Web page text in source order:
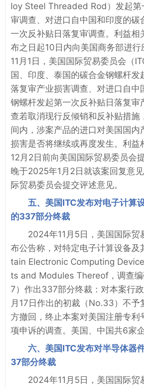
loy Steel Threaded Rod）发起第
审调查、对进口自中国和印度的碳
一次反补贴日落复审调查。利益相
布之日起10日内向美国商务部进
11月1日，美国国际贸易委员会（
国、印度、泰国的碳合金钢螺杆发
落复审产业损害调查、对进口自中
钢螺杆发起第一次反补贴日落复审
查若取消现行反倾销和反补贴措施
间内，涉案产品的进口对美国国内
损害是否将继续或再度发生。利
12月2日前向美国国际贸易委员会
晚于2025年1月2日就该案回复意
际贸易委员会提交评述意见。
五、美国ITC发布对电子计算
的337部分终裁
2024年11月5日，美国国际贸
布公告称，对特定电子计算设备及
tain Electronic Computing
ts and Modules Thereof，调查
7）作出337部分终裁：对本案行
月17日作出的初裁（No.33）不予
方撤回，终止本案对美国注册专
项申诉的调查。美国、中国共6家
六、美国ITC发布对半导体器
37部分终裁
2024年11月5日，美国国际贸